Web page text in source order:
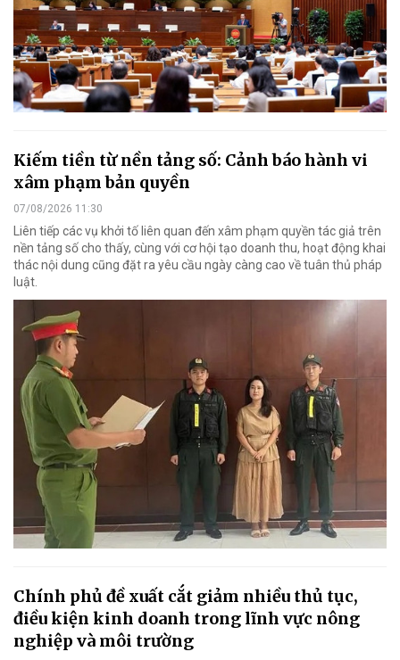
Kiếm tiền từ nền tảng số: Cảnh báo hành vi
xâm phạm bản quyền
07/08/2026 11:30
Liên tiếp các vụ khởi tố liên quan đến xâm phạm quyền tác giả trên
nền tảng số cho thấy, cùng với cơ hội tạo doanh thu, hoạt động khai
thác nội dung cũng đặt ra yêu cầu ngày càng cao về tuân thủ pháp
luật.
Chính phủ đề xuất cắt giảm nhiều thủ tục,
điều kiện kinh doanh trong lĩnh vực nông
nghiệp và môi trường